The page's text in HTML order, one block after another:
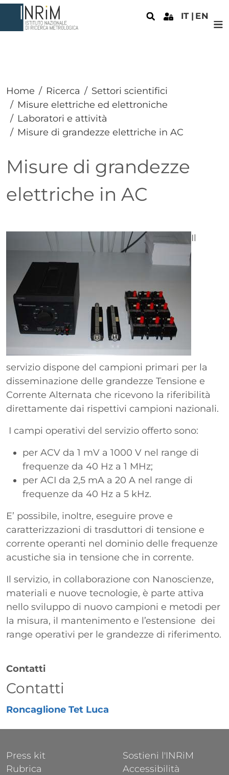
Salta al contenuto principale
IT EN
Home Ricerca
Settori scientifici
Misure elettriche ed elettroniche
Laboratori e attività
Misure di grandezze elettriche in AC
Misure di grandezze
elettriche in AC
Paragrafo
Immagine Il
servizio dispone del campioni primari per la
disseminazione delle grandezze Tensione e
Corrente Alternata che ricevono la riferibilità
direttamente dai rispettivi campioni nazionali.
I campi operativi del servizio offerto sono:
per ACV da 1 mV a 1000 V nel range di
frequenze da 40 Hz a 1 MHz;
per ACI da 2,5 mA a 20 A nel range di
frequenze da 40 Hz a 5 kHz.
E’ possibile, inoltre, eseguire prove e
caratterizzazioni di trasduttori di tensione e
corrente operanti nel dominio delle frequenze
acustiche sia in tensione che in corrente.
Il servizio, in collaborazione con Nanoscienze,
materiali e nuove tecnologie, è parte attiva
nello sviluppo di nuovo campioni e metodi per
la misura, il mantenimento e l’estensione dei
range operativi per le grandezze di riferimento.
Contatti
Contatti
Roncaglione Tet Luca
FOOTER 1
Press kit
Rubrica
FOOTER 2
Sostieni l'INRiM
Accessibilità